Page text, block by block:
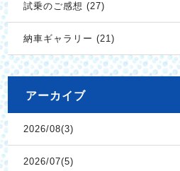
試乗のご感想 (27)
納車ギャラリー (21)
アーカイブ
2026/08(3)
2026/07(5)